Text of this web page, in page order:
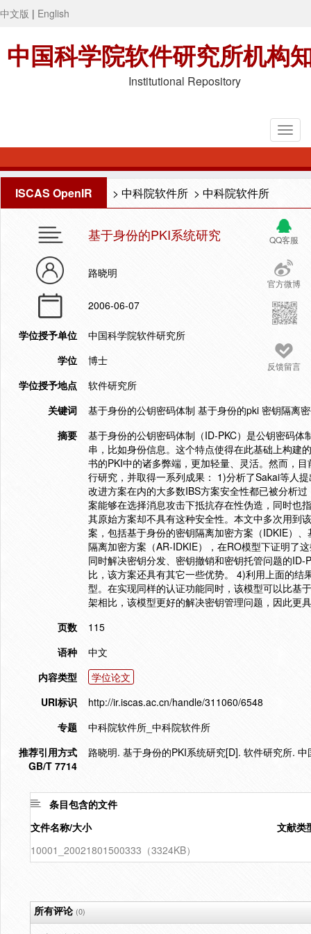
中文版 | English
中国科学院软件研究所机构
Institutional Repository
ISCAS OpenIR > 中科院软件所 > 中科院软件所
QQ客服
官方微博
反馈留言
基于身份的PKI系统研究
路晓明
2006-06-07
学位授予单位
中国科学院软件研究所
学位
博士
学位授予地点
软件研究所
关键词
基于身份的公钥密码体制 基于身份的pki 密钥隔离
摘要
基于身份的公钥密码体制（ID-PKC）是公钥密码
串，比如身份信息。这个特点使得在此基础上构建
书的PKI中的诸多弊端，更加轻量、灵活。然而，
行研究，并取得一系列成果： 1)分析了Sakai等人
改进方案在内的大多数IBS方案安全性都已被分析
案能够在选择消息攻击下抵抗存在性伪造，同时也
其原始方案却不具有这种安全性。本文中多次用到
案，包括基于身份的密钥隔离加密方案（IDKIE）
隔离加密方案（AR-IDKIE），在RO模型下证明了
同时解决密钥分发、密钥撤销和密钥托管问题的
比，该方案还具有其它一些优势。 4)利用上面的
型。在实现同样的认证功能同时，该模型可以比基
架相比，该模型更好的解决密钥管理问题，因此更
页数
115
语种
中文
内容类型
学位论文
URI标识
http://ir.iscas.ac.cn/handle/311060/6548
专题
中科院软件所_中科院软件所
推荐引用方式
GB/T 7714
路晓明. 基于身份的PKI系统研究[D]. 软件研究所.
条目包含的文件
文件名称/大小
文献类
10001_20021801500333（3324KB）
所有评论(0)